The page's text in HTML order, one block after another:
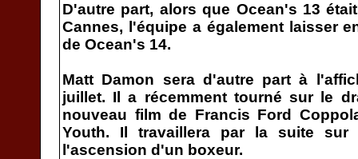
D'autre part, alors que Ocean's 13
Cannes, l'équipe a également laisser
de Ocean's 14.
Matt Damon sera d'autre part à
juillet. Il a récemment tourné sur le
nouveau film de Francis Ford
Youth. Il travaillera par la suite
l'ascension d'un boxeur.